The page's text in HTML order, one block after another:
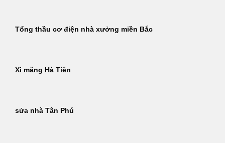
Tổng thầu cơ điện nhà xưởng miền Bắc
Xi măng Hà Tiên
sửa nhà Tân Phú